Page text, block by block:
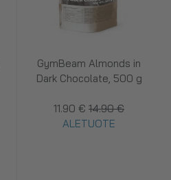
GymBeam Almonds in
Dark Chocolate, 500 g
11.90 € 14.90 €
ALETUOTE